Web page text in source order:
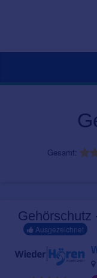
Gesamt:
Gehörschutz
Ausgezeichnet